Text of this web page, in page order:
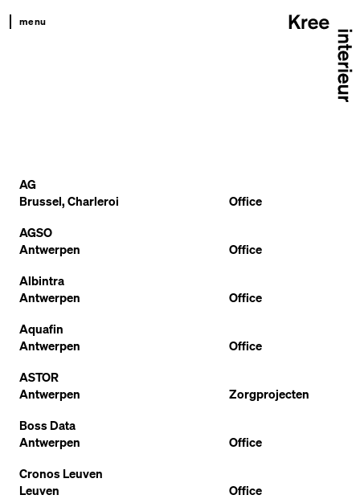
menu
AG
Brussel, Charleroi
Office
AGSO
Antwerpen
Office
Albintra
Antwerpen
Office
Aquafin
Antwerpen
Office
ASTOR
Antwerpen
Zorgprojecten
Boss Data
Antwerpen
Office
Cronos Leuven
Leuven
Office